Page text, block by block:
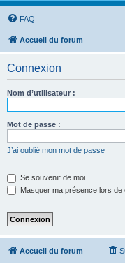
FAQ
Accueil du forum
Connexion
Nom d’utilisateur :
Mot de passe :
J’ai oublié mon mot de passe
Se souvenir de moi
Masquer ma présence lors de
Accueil du forum